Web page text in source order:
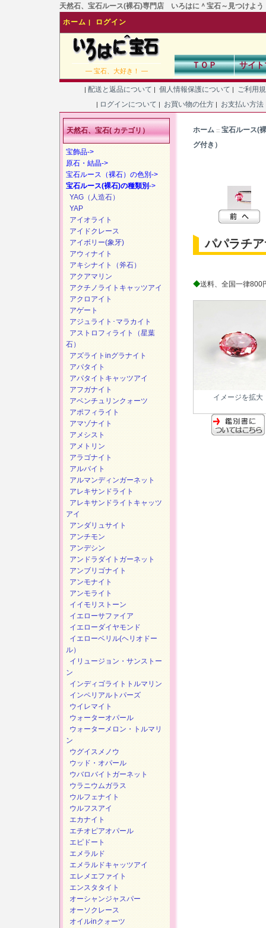
天然石、宝石ルース(裸石)専門店 いろはに＾宝石～見つけよ
ホーム | ログイン
― 宝石、大好き！ ―
ＴＯＰ サイ
| 配送と返品について | 個人情報保護について | ご利用
| ログインについて | お買い物の仕方 | お支払い方法
ホーム :: 宝石ルース(
グ付き）
パパラチ
◆送料、全国一律800
イメージを拡大
天然石、宝石( カテゴリ）
宝飾品->
原石・結晶->
宝石ルース（裸石）の色別->
宝石ルース(裸石)の種類別->
YAG（人造石）
YAP
アイオライト
アイドクレース
アイボリー(象牙)
アウィナイト
アキシナイト（斧石）
アクアマリン
アクチノライトキャッツアイ
アクロアイト
アゲート
アジュライト･マラカイト
アストロフィライト（星葉
石）
アズライトinグラナイト
アパタイト
アパタイトキャッツアイ
アフガナイト
アベンチュリンクォーツ
アポフィライト
アマゾナイト
アメシスト
アメトリン
アラゴナイト
アルバイト
アルマンディンガーネット
アレキサンドライト
アレキサンドライトキャッツ
アイ
アンダリュサイト
アンチモン
アンデシン
アンドラダイトガーネット
アンブリゴナイト
アンモナイト
アンモライト
イイモリストーン
イエローサファイア
イエローダイヤモンド
イエローベリル(ヘリオドー
ル）
イリュージョン・サンストー
ン
インディゴライトトルマリン
インペリアルトパーズ
ウイレマイト
ウォーターオパール
ウォーターメロン・トルマリ
ン
ウグイスメノウ
ウッド・オパール
ウバロバイトガーネット
ウラニウムガラス
ウルフェナイト
ウルフスアイ
エカナイト
エチオピアオパール
エピドート
エメラルド
エメラルドキャッツアイ
エレメエファイト
エンスタタイト
オーシャンジャスパー
オーソクレース
オイルinクォーツ